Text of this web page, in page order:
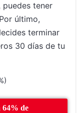
puedes tener
último,
terminar
30 días de tu
64% de